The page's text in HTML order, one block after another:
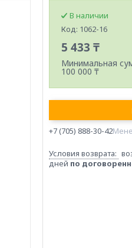
В наличии
Код: 1062-16
5 433 ₸
Минимальная
100 000 ₸
+7 (705) 888-30-42
дней по